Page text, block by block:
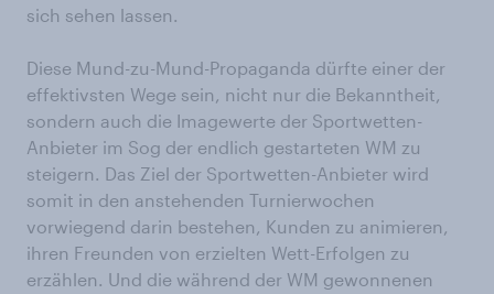
sich sehen lassen.
Diese Mund-zu-Mund-Propaganda dürfte einer der
effektivsten Wege sein, nicht nur die Bekanntheit,
sondern auch die Imagewerte der Sportwetten-
Anbieter im Sog der endlich gestarteten WM zu
steigern. Das Ziel der Sportwetten-Anbieter wird
somit in den anstehenden Turnierwochen
vorwiegend darin bestehen, Kunden zu animieren,
ihren Freunden von erzielten Wett-Erfolgen zu
erzählen. Und die während der WM gewonnenen